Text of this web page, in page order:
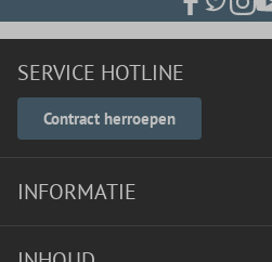
SERVICE HOTLINE
Contract herroepen
INFORMATIE